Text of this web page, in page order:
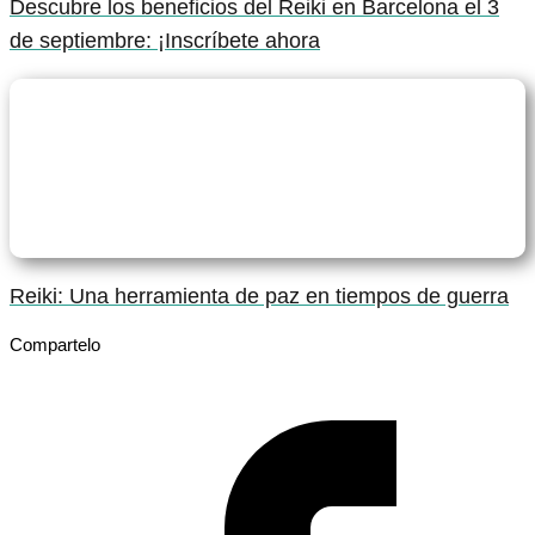
Descubre los beneficios del Reiki en Barcelona el 3
de septiembre: ¡Inscríbete ahora
Reiki: Una herramienta de paz en tiempos de guerra
Compartelo